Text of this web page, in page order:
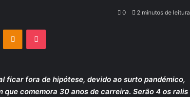
0 2 minutos de leitura
Odnoklassniki
Pocket
ficar fora de hipótese, devido ao surto pandémico,
que comemora 30 anos de carreira. Serão 4 os ralis